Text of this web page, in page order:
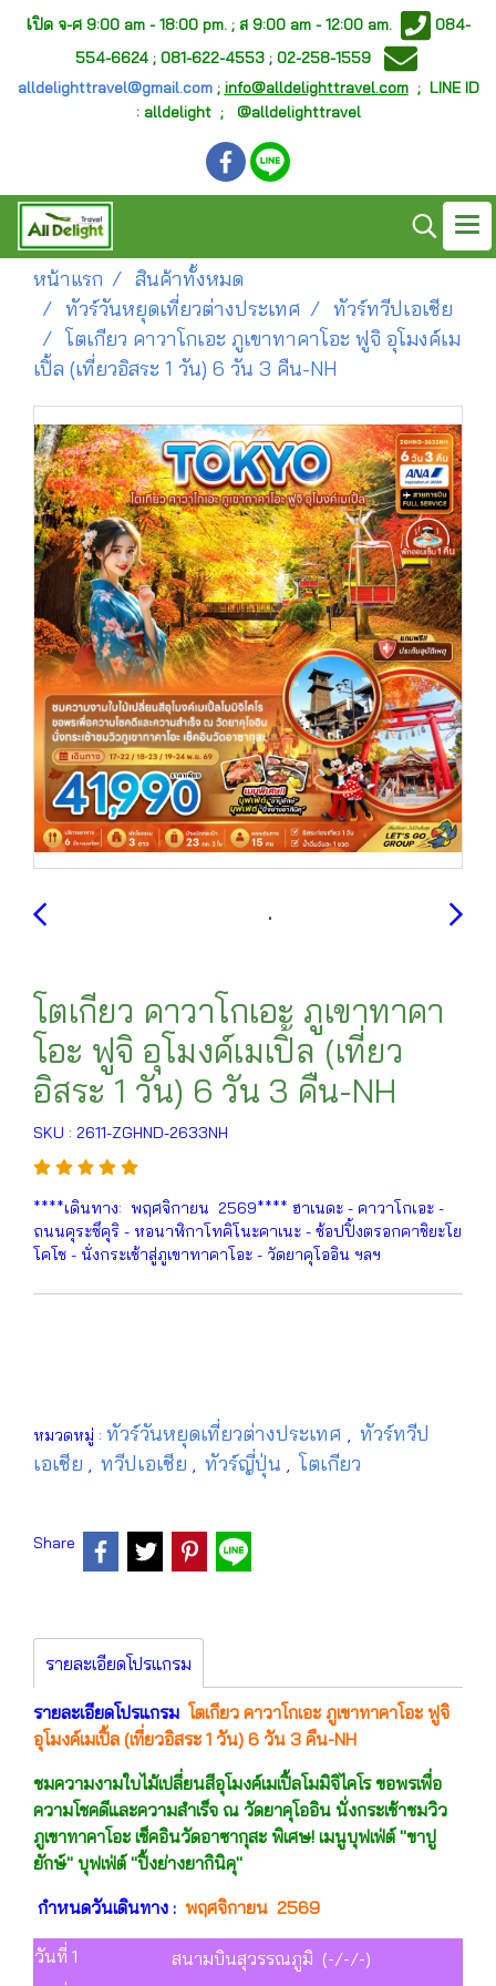
เปิด จ-ศ 9:00 am - 18:00 pm. ; ส 9:00 am - 12:00 am.
084-
554-6624 ; 081-622-4553 ; 02-258-1559
alldelighttravel@gmail.com; info@alldelighttravel.com; LINE ID
: alldelight ; @alldelighttravel
หน้าแรก
สินค้าทั้งหมด
ทัวร์วันหยุดเที่ยวต่างประเทศ
ทัวร์ทวีปเอเชีย
โตเกียว คาวาโกเอะ ภูเขาทาคาโอะ ฟูจิ อุโมงค์เม
เปิ้ล (เที่ยวอิสระ 1 วัน) 6 วัน 3 คืน-NH
โตเกียว คาวาโกเอะ ภูเขาทาคา
โอะ ฟูจิ อุโมงค์เมเปิ้ล (เที่ยว
อิสระ 1 วัน) 6 วัน 3 คืน-NH
SKU : 2611-ZGHND-2633NH
****เดินทาง: พฤศจิกายน 2569**** ฮาเนดะ - คาวาโกเอะ -
ถนนคุระซึคุริ - หอนาฬิกาโทคิโนะคาเนะ - ช้อปปิ้งตรอกคาชิยะโย
โคโช - นั่งกระเช้าสู่ภูเขาทาคาโอะ - วัดยาคุโออิน ฯลฯ
หมวดหมู่ : ทัวร์วันหยุดเที่ยวต่างประเทศ , ทัวร์ทวีป
เอเชีย , ทวีปเอเชีย , ทัวร์ญี่ปุ่น , โตเกียว
Share
รายละเอียดโปรแกรม
รายละเอียดโปรแกรม โตเกียว คาวาโกเอะ ภูเขาทาคาโอะ ฟูจิ
อุโมงค์เมเปิ้ล (เที่ยวอิสระ 1 วัน) 6 วัน 3 คืน-NH
ชมความงามใบไม้เปลี่ยนสีอุโมงค์เมเปิ้ลโมมิจิไคโร ขอพรเพื่อ
ความโชคดีและความสำเร็จ ณ วัดยาคุโออิน นั่งกระเช้าชมวิว
ภูเขาทาคาโอะ เช็คอินวัดอาซากุสะ พิเศษ! เมนูบุฟเฟ่ต์ "ขาปู
ยักษ์" บุฟเฟ่ต์ "ปิ้งย่างยากินิคุ"
กำหนดวันเดินทาง : พฤศจิกายน 2569
วันที่ 1
สนามบินสุวรรณภูมิ (-/-/-)